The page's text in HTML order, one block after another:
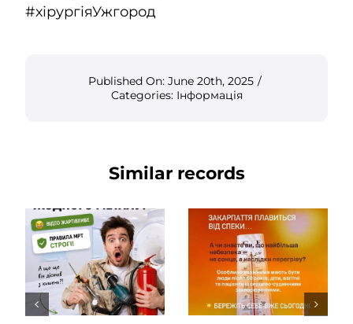
#хірургіяУжгород
Published On: June 20th, 2025 /
Categories: Інформація
Similar records